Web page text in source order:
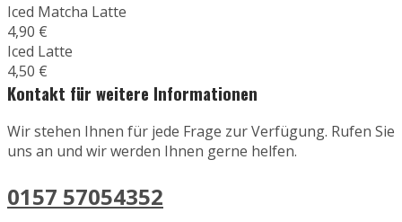
Iced Matcha Latte
4,90 €
Iced Latte
4,50 €
Kontakt für weitere Informationen
Wir stehen Ihnen für jede Frage zur Verfügung. Rufen Sie
uns an und wir werden Ihnen gerne helfen.
0157 57054352